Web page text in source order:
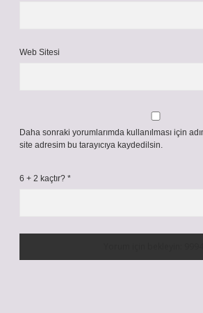
Web Sitesi
Daha sonraki yorumlarımda kullanılması için
site adresim bu tarayıcıya kaydedilsin.
6 + 2 kaçtır? *